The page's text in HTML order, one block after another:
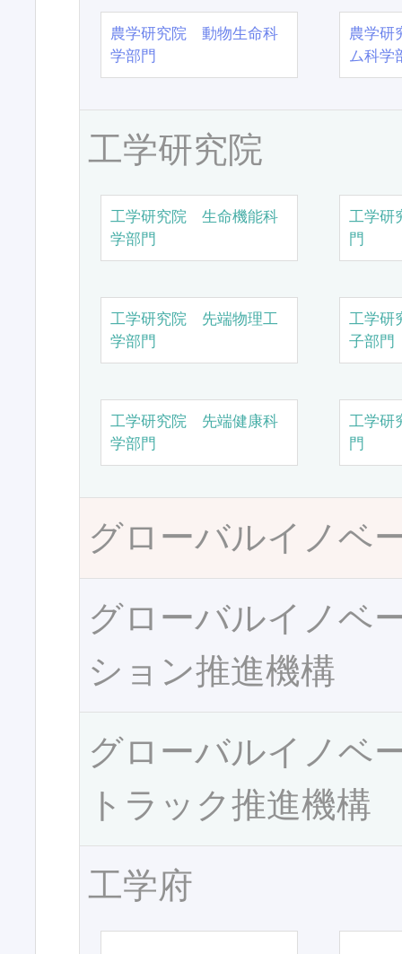
農学研究院 動物生命科
学部門
農学
ム科学
工学研究院
工学研究院 生命機能科
学部門
工学研
門
工学研究院 先端物理工
学部門
工学研
子部門
工学研究院 先端健康科
学部門
工学研
門
グローバルイノベ
グローバルイノベ
ション推進機構
グローバルイノベ
トラック推進機構
工学府